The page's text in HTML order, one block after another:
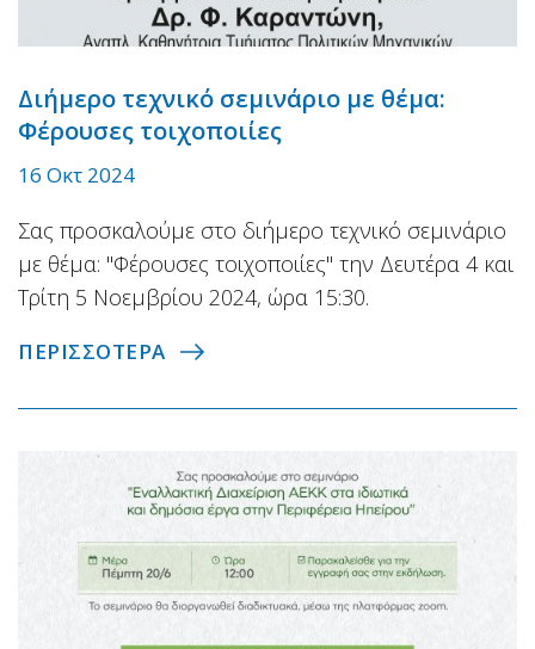
Διήμερο τεχνικό σεμινάριο με θέμα:
Φέρουσες τοιχοποιίες
16 Οκτ 2024
Σας προσκαλούμε στο διήμερο τεχνικό σεμινάριο
με θέμα: "Φέρουσες τοιχοποιίες" την Δευτέρα 4 και
Τρίτη 5 Νοεμβρίου 2024, ώρα 15:30.
ΠΕΡΙΣΣΟΤΕΡΑ